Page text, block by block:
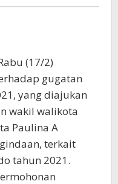
(17/2)
gugatan
yang diajukan
wakil walikota
Paulina A
terkait
tahun 2021.